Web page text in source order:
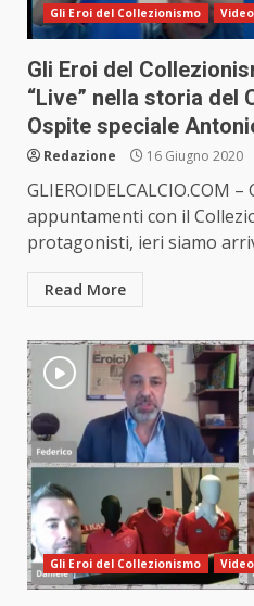
Gli Eroi del Collezionismo Video
Gli Eroi del
“Live” nella storia del
Ospite speciale
Redazione 16 Giugno 2020
GLIEROIDELCALCIO.COM
appuntamenti con il
protagonisti, ieri siamo
Read More
Gli Eroi del Collezionismo Video